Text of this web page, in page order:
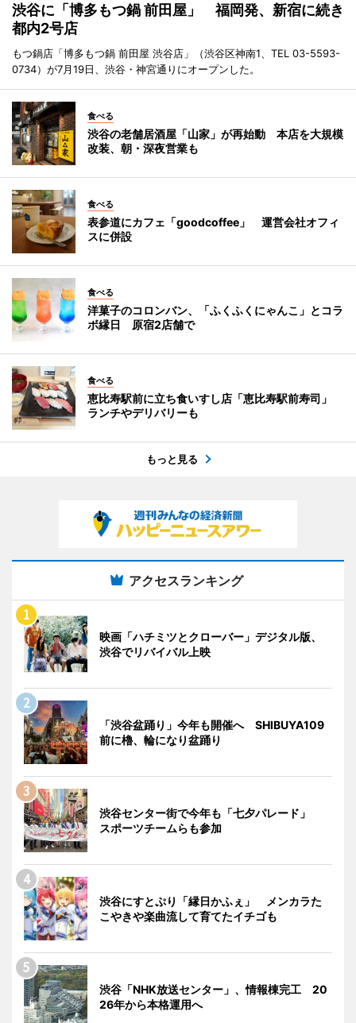
渋谷に「博多もつ鍋 前田屋」 福岡発、新宿に続き
都内2号店
もつ鍋店「博多もつ鍋 前田屋 渋谷店」（渋谷区神南1、TEL 03-5593-
0734）が7月19日、渋谷・神宮通りにオープンした。
食べる
渋谷の老舗居酒屋「山家」が再始動 本店を大規模
改装、朝・深夜営業も
食べる
表参道にカフェ「goodcoffee」 運営会社オフィ
スに併設
食べる
洋菓子のコロンバン、「ふくふくにゃんこ」とコラ
ボ縁日 原宿2店舗で
食べる
恵比寿駅前に立ち食いすし店「恵比寿駅前寿司」
ランチやデリバリーも
もっと見る
アクセスランキング
映画「ハチミツとクローバー」デジタル版、
渋谷でリバイバル上映
「渋谷盆踊り」今年も開催へ SHIBUYA109
前に櫓、輪になり盆踊り
渋谷センター街で今年も「七夕パレード」
スポーツチームらも参加
渋谷にすとぷり「縁日かふぇ」 メンカラた
こやきや楽曲流して育てたイチゴも
渋谷「NHK放送センター」、情報棟完工 20
26年から本格運用へ